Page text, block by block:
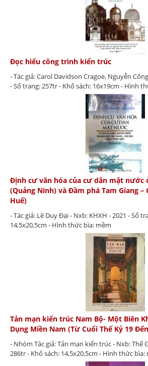
Đọc hiểu công trình kiến trúc
- Tác giả: Carol Davidson Cragoe, Nguyễn
- Số trang: 257tr - Khổ sách: 16x19cm - Hình
Định cư văn hóa của cư dân mặt nước
(Quảng Ninh) và Đầm phá Tam Giang –
Huế)
- Tác giả: Lê Duy Đại - Nxb: KHXH - 2021 - Số
14,5x20,5cm - Hình thức bìa: mềm
Tản mạn kiến trúc Nam Bộ- Một Biên
Dụng Miền Nam (Từ Cuối Thế Kỷ 19
- Nhóm Tác giả: Tản mạn kiến trúc - Nxb: Thế
286tr - Khổ sách: 14,5x20,5cm - Hình thức bìa: